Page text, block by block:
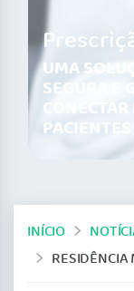
UMA
SEGURA E
INÍCIO
RESIDÊNCIA MÉDICA PARA